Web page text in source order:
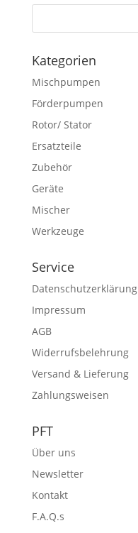
Kategorien
Mischpumpen
Förderpumpen
Rotor/ Stator
Ersatzteile
Zubehör
Geräte
Mischer
Werkzeuge
Service
Datenschutzerklärung
Impressum
AGB
Widerrufsbelehrung
Versand & Lieferung
Zahlungsweisen
PFT
Über uns
Newsletter
Kontakt
F.A.Q.s